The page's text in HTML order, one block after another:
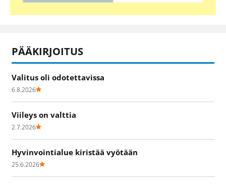
PÄÄKIRJOITUS
Valitus oli odotettavissa
6.8.2026
Viileys on valttia
2.7.2026
Hyvinvointialue kiristää vyötään
25.6.2026